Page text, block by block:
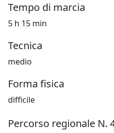
Tempo di marcia
5 h 15 min
Tecnica
medio
Forma fisica
difficile
Percorso regionale N.